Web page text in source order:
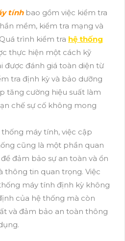
tínhbao gồm việc kiểm tra
mềm, kiểm tra mạng và
trình kiểm tra hệ thống
thực hiện một cách kỹ
được đánh giá toàn diện từ
tra định kỳ và bảo dưỡng
tăng cường hiệu suất làm
chế sự cố không mong
máy tính, việc cập
cũng là một phần quan
đảm bảo sự an toàn và ổn
thông tin quan trọng. Việc
máy tính định kỳ không
của hệ thống mà còn
và đảm bảo an toàn thông